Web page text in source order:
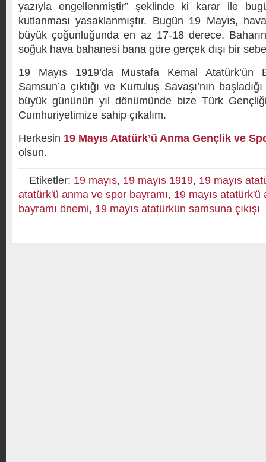
yazıyla engellenmiştir” şeklinde ki karar ile
kutlanması yasaklanmıştır. Bugün 19 Mayıs,
büyük çoğunluğunda en az 17-18 derece.
soğuk hava bahanesi bana göre gerçek dışı bir
19 Mayıs 1919’da Mustafa Kemal Atatürk’ün
Samsun’a çıktığı ve Kurtuluş Savaşı’nın
büyük gününün yıl dönümünde bize Türk
Cumhuriyetimize sahip çıkalım.
Herkesin 19 Mayıs Atatürk’ü Anma Gençlik ve
olsun.
Etiketler: 19 mayıs, 19 mayıs 1919, 19 mayıs
atatürk'ü anma ve spor bayramı, 19 mayıs atatürk'ü
bayramı önemi, 19 mayıs atatürkün samsuna çıkışı